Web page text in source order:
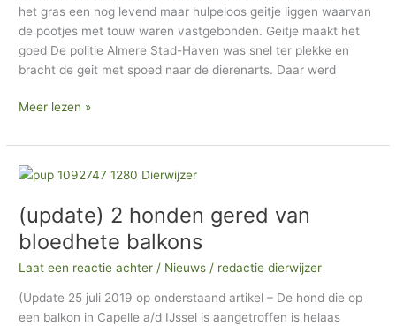
het gras een nog levend maar hulpeloos geitje liggen waarvan
de pootjes met touw waren vastgebonden. Geitje maakt het
goed De politie Almere Stad-Haven was snel ter plekke en
bracht de geit met spoed naar de dierenarts. Daar werd
Meer lezen »
(update) 2 honden gered van
bloedhete balkons
Laat een reactie achter / Nieuws / redactie dierwijzer
(Update 25 juli 2019 op onderstaand artikel – De hond die op
een balkon in Capelle a/d IJssel is aangetroffen is helaas
(update)
honden
gered
van
bloedhete
balkons